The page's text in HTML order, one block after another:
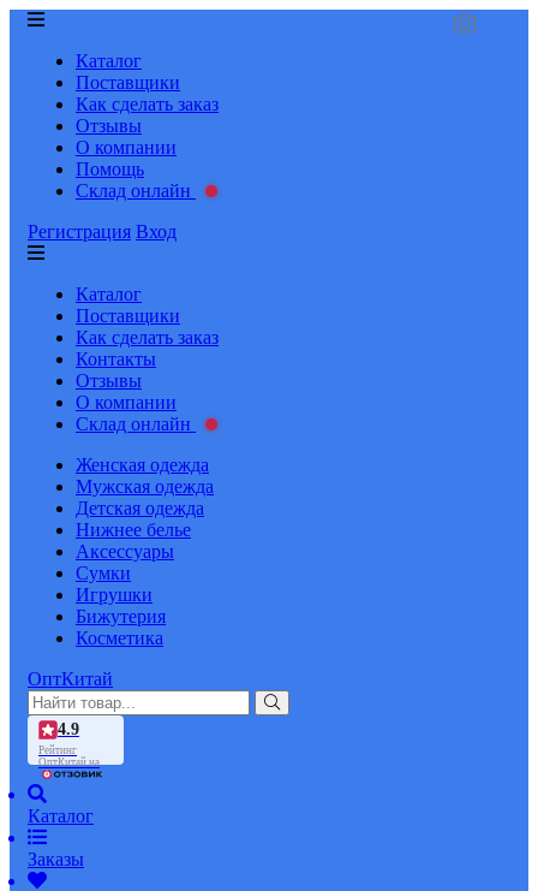
Каталог
Поставщики
Как сделать заказ
Отзывы
О компании
Помощь
Склад онлайн
Регистрация Вход
Каталог
Поставщики
Как сделать заказ
Контакты
Отзывы
О компании
Склад онлайн
Женская одежда
Мужская одежда
Детская одежда
Нижнее белье
Аксессуары
Сумки
Игрушки
Бижутерия
Косметика
ОптКитай
4.9
Рейтинг
ОптКитай на
Каталог
Заказы